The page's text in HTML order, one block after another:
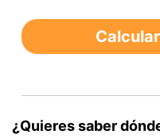
¿Quieres saber